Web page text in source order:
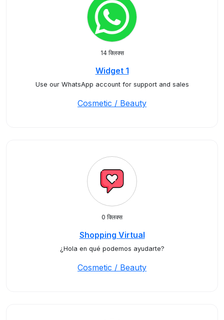
14 क्लिक्स
Widget 1
Use our WhatsApp account for support and sales
Cosmetic / Beauty
0 क्लिक्स
Shopping Virtual
¿Hola en qué podemos ayudarte?
Cosmetic / Beauty